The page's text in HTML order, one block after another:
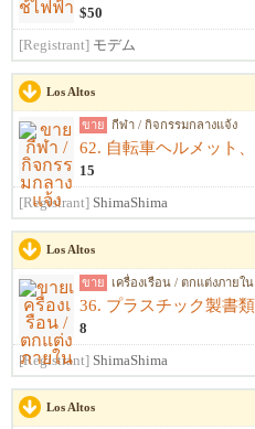
$50
[Registrant] モデム
Los Altos
ขาย กีฬา / กิจกรรมกลางแจ้ง
62. 自転車ヘルメット
15
[Registrant] ShimaShima
Los Altos
ขาย เครื่องเรือน / ตกแต่งภายใน
36. プラスチック製書
8
[Registrant] ShimaShima
Los Altos